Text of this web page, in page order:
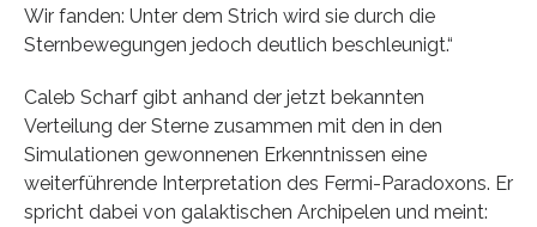
Wir fanden: Unter dem Strich wird sie durch die
Sternbewegungen jedoch deutlich beschleunigt.“
Caleb Scharf gibt anhand der jetzt bekannten
Verteilung der Sterne zusammen mit den in den
Simulationen gewonnenen Erkenntnissen eine
weiterführende Interpretation des Fermi-Paradoxons. Er
spricht dabei von galaktischen Archipelen und meint: